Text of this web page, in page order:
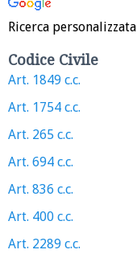
Ricerca personalizzata
Codice Civile
Art. 1849 c.c.
Art. 1754 c.c.
Art. 265 c.c.
Art. 694 c.c.
Art. 836 c.c.
Art. 400 c.c.
Art. 2289 c.c.